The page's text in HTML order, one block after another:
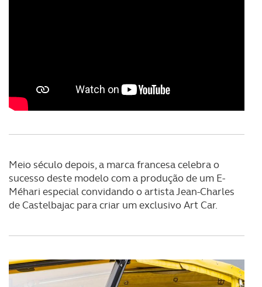
Meio século depois, a marca francesa celebra o
sucesso deste modelo com a produção de um E-
Méhari especial convidando o artista Jean-Charles
de Castelbajac para criar um exclusivo Art Car.